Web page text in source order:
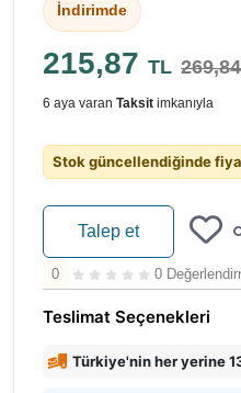
İndirimde
215,87 TL
6 aya varan Taksit imkanıyla
Stok güncellendiğinde
Talep et
0 0
Teslimat Seçenekleri
Türkiye'nin her yerine